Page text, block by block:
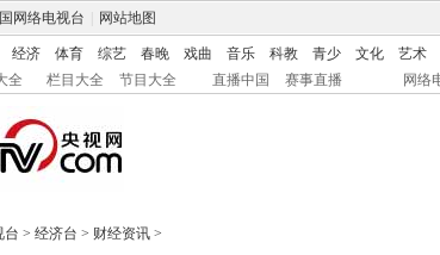
网络电视台 网站地图
经济 体育 综艺 春晚 戏曲 音乐 科教 青少 文化 艺术
全 栏目大全 节目大全 直播中国 赛事直播 网络
台 > 经济台 > 财经资讯 >